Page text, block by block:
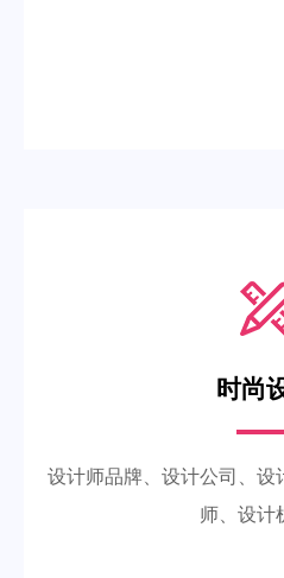
时尚
设计师品牌、设计公司、设
师、设计